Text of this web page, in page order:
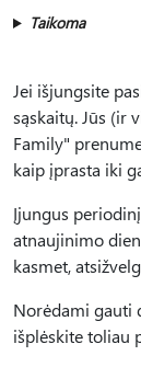
Taikoma
Jei išjungsite
sąskaitų. Jūs (ir
Family"
kaip įprasta iki
Įjungus
atnaujinimo
kasmet,
Norėdami gauti
išplėskite toliau